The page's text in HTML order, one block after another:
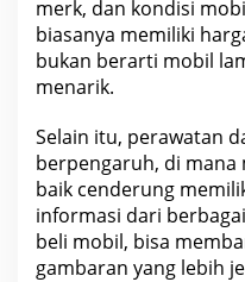
merk, dan kondisi
biasanya memiliki
bukan berarti mobil
menarik.
Selain itu, perawatan
berpengaruh, di mana
baik cenderung
informasi dari
beli mobil, bisa
gambaran yang lebih